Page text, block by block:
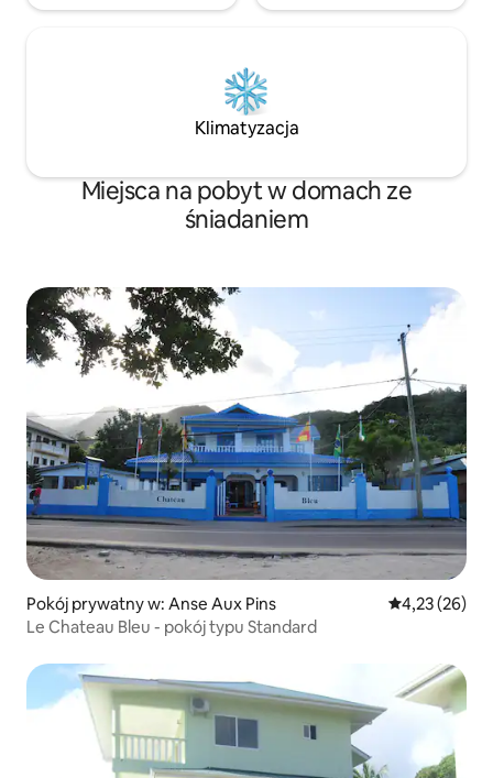
Klimatyzacja
Miejsca na pobyt w domach ze
śniadaniem
Pokój prywatny w: Anse Aux Pins Średnia
4,23 (26)
Le Chateau Bleu - pokój typu Standard